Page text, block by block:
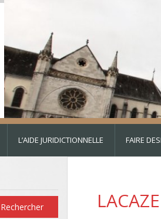
L’AIDE JURIDICTIONNELLE FAIRE